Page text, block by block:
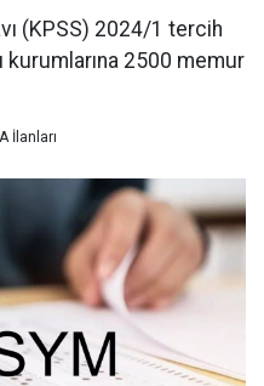
(KPSS) 2024/1 tercih
kurumlarına 2500 memur
İlanları